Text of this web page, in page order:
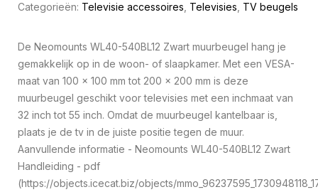
Categorieën: Televisie accessoires Televisies TV beugels
De Neomounts WL40-540BL12 Zwart muurbeugel hang je
gemakkelijk op in de woon- of slaapkamer. Met een VESA-
maat van 100 x 100 mm tot 200 x 200 mm is deze
muurbeugel geschikt voor televisies met een inchmaat van
32 inch tot 55 inch. Omdat de muurbeugel kantelbaar is,
plaats je de tv in de juiste positie tegen de muur.
Aanvullende informatie - Neomounts WL40-540BL12 Zwart
Handleiding - pdf
(https://objects.icecat.biz/objects/